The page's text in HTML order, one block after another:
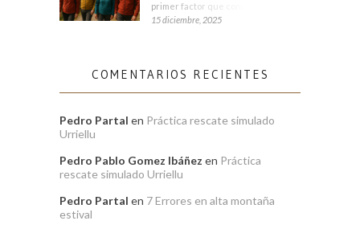
primer factor que condiciona tu
15 diciembre, 2025
COMENTARIOS RECIENTES
Pedro Partal en Práctica rescate simulado
Urriellu
Pedro Pablo Gomez Ibáñez en Práctica
rescate simulado Urriellu
Pedro Partal en 7 Errores en alta montaña
estival